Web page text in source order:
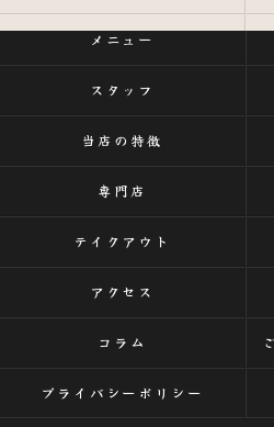
メニュー
スタッフ
当店の特徴
専門店
テイクアウト
アクセス
コラム
プライバシーポリシー